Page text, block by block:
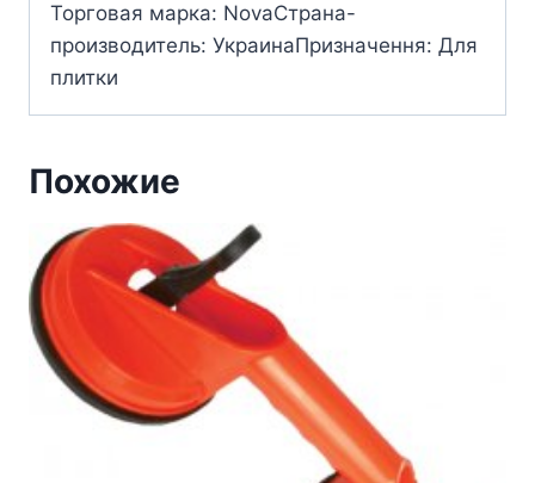
Торговая марка: NovaСтрана-
производитель: УкраинаПризначення: Для
плитки
Похожие